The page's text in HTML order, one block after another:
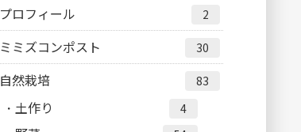
プロフィール 2
ミミズコンポスト 30
自然栽培 83
土作り 4